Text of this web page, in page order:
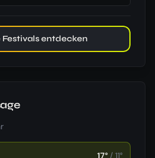
Festivals entdecken
17° / 11°